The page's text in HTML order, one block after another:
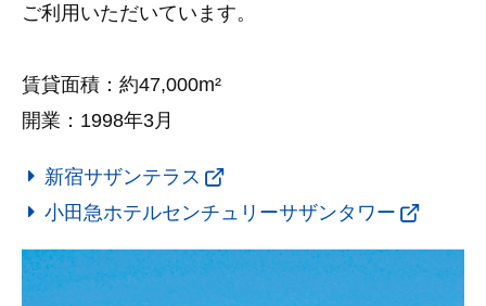
ご利用いただいています。
賃貸面積：約47,000m²
開業：1998年3月
新宿サザンテラス
小田急ホテルセンチュリーサザンタワー